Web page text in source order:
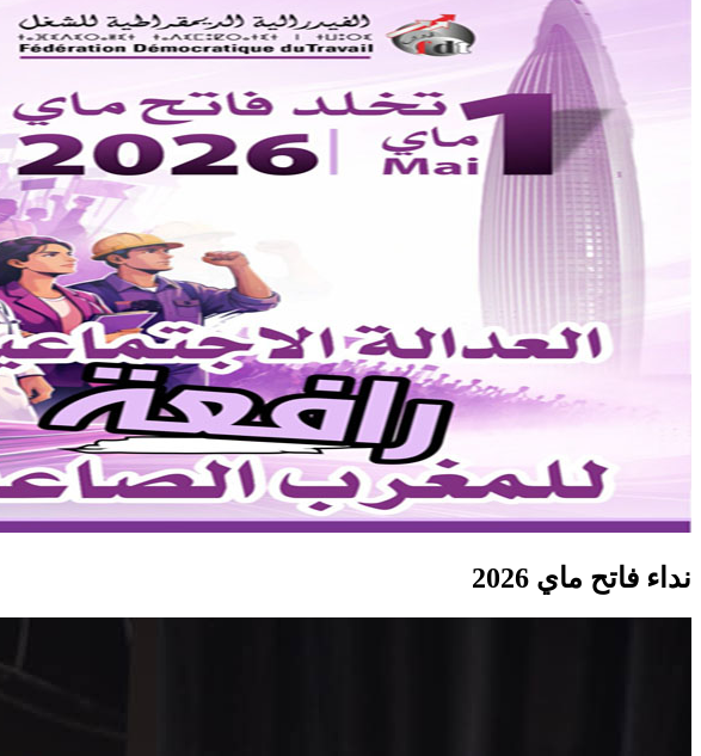
نداء فاتح ماي 2026